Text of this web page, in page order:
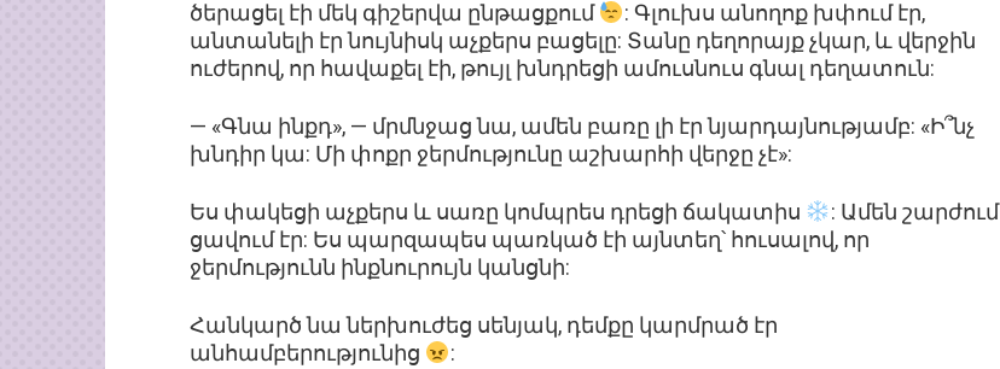
ծերացել էի մեկ գիշերվա ընթացքում
: Գլուխս անողոք խփում էր,
անտանելի էր նույնիսկ աչքերս բացելը: Տանը դեղորայք չկար, և վերջին
ուժերով, որ հավաքել էի, թույլ խնդրեցի ամուսնուս գնալ դեղատուն:
— «Գնա ինքդ», — մրմնջաց նա, ամեն բառը լի էր նյարդայնությամբ: «Ի՞նչ
խնդիր կա: Մի փոքր ջերմությունը աշխարհի վերջը չէ»:
Ես փակեցի աչքերս և սառը կոմպրես դրեցի ճակատիս
: Ամեն շարժում
ցավում էր: Ես պարզապես պառկած էի այնտեղ՝ հուսալով, որ
ջերմությունն ինքնուրույն կանցնի:
Հանկարծ նա ներխուժեց սենյակ, դեմքը կարմրած էր
անհամբերությունից
: